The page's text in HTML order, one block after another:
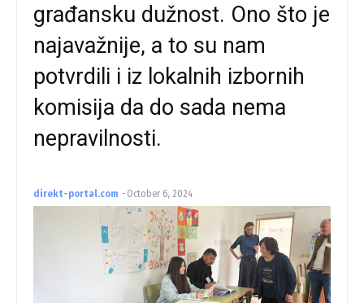
građansku dužnost. Ono što je
najavažnije, a to su nam
potvrdili i iz lokalnih izbornih
komisija da do sada nema
nepravilnosti.
direkt-portal.com - October 6, 2024